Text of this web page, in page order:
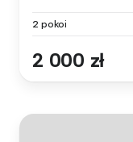
2 pokoi
2 000 zł